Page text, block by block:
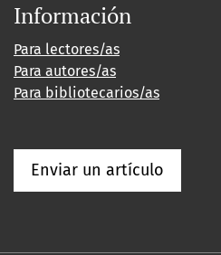
Información
Para lectores/as
Para autores/as
Para bibliotecarios/as
Enviar un artículo